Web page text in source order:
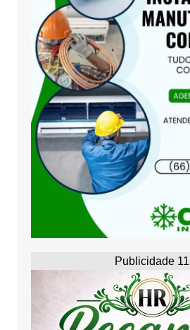
Publicidade 11